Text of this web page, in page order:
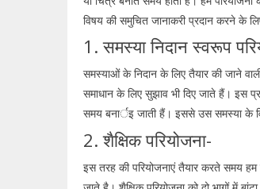
विषय की समुचित जानाकरी प्रदान करने के
1. समस्या निदान स्वरूप
समस्याओं के निदान के लिए तैयार की जाने
समाधान के लिए सुझाव भी दिए जाते हैं। इस
समय बनार्इ जाती हैं। इससे उस समस्या के
2. शैक्षिक परियोजना-
इस तरह की परियोजनाएं तैयार करते समय